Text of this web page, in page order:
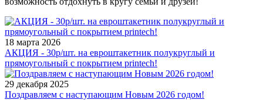
18 марта 2026
АКЦИЯ - 30р/шт. на евроштакетник полукруглый и
прямоугольный с покрытием printech!
29 декабря 2025
Поздравляем с наступающим Новым 2026 годом!